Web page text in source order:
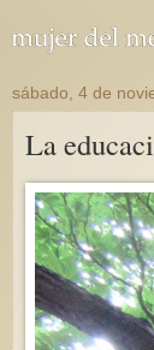
sábado, 4 de
La